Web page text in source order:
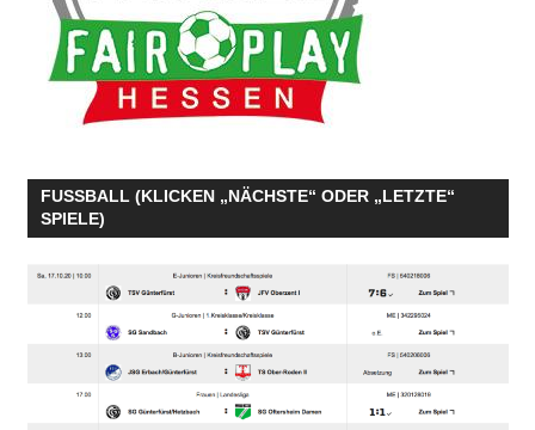
FUSSBALL (KLICKEN „NÄCHSTE“ ODER „LETZTE“
SPIELE)